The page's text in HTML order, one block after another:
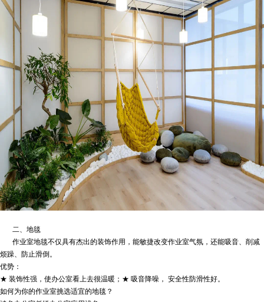
二、地毯
作业室地毯不仅具有杰出的装饰作用，能敏捷改变作业室气氛，还能吸音、削减
烦躁、防止滑倒。
优势：
★ 装饰性强，使办公室看上去很温暖；★ 吸音降噪， 安全性防滑性好。
如何为你的作业室挑选适宜的地毯？